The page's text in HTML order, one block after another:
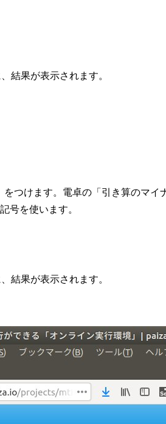
結果が表示されます。
つけます。電卓の「引き算のマイ
号を使います。
結果が表示されます。